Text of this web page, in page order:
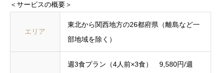
＜サービスの概要＞
エリア
東北から関西地方の26都府県（離島など一
部地域を除く）
週3食プラン（4人前×3食） 9,580円/週